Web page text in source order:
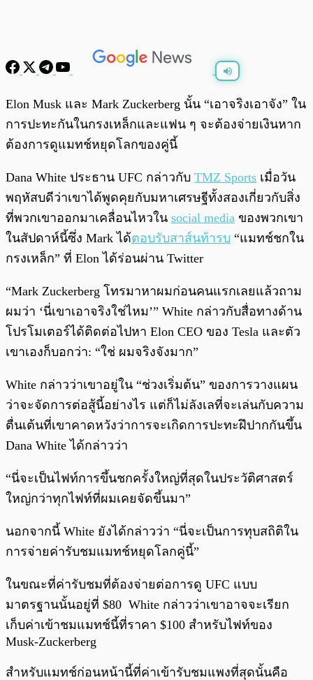
0:00 0:00
Elon Musk และ Mark Zuckerberg นั้น “เอาจริงเอาจัง” ใน
การปะทะกันในกรงเหล็กและแฟน ๆ จะต้องจ่ายเงินหาก
ต้องการดูแมทช์หยุดโลกของคู่นี้
Dana White ประธาน UFC กล่าวกับ TMZ Sports เมื่อวัน
พฤหัสบดีว่าเขาได้พูดคุยกับมหาเศรษฐีทั้งสองเกี่ยวกับสิ่ง
ที่พวกเขาออกมาเคลื่อนไหวใน social media ของพวกเขา
ในสัปดาห์นี้ซึ่ง Mark ได้ตอบรับสาส์นท้ารบ “แมทช์ชกใน
กรงเหล็ก” ที่ Elon ได้ร่อนผ่าน Twitter
“Mark Zuckerberg โทรมาหาผมก่อนคนแรกเลยแล้วถาม
ผมว่า ‘นี่เขาเอาจริงใช่ไหม’” White กล่าวกับสื่อทางด้าน
โปรโมเตอร์ได้ติดต่อไปหา Elon CEO ของ Tesla และตัว
เขาเองก็บอกว่า: “ใช่ ผมจริงจังมาก”
White กล่าวว่าเขาอยู่ใน “ช่วงเริ่มต้น” ของการวางแผน
ว่าจะจัดการต่อสู้นี้อย่างไร แต่ก็ไม่ลังเลที่จะเล่นกับความ
ตื่นเต้นที่เขาคาดหวังว่าการจะเกิดการปะทะฝึปากกันขึ้น
Dana White ได้กล่าวว่า
“นี่จะเป็นไฟท์การขึ้นชกครั้งใหญ่ที่สุดในประวัติศาสตร์
ใหญ่กว่าทุกไฟท์ที่ผมเคยจัดขึ้นมา”
นอกจากนี้ White ยังได้กล่าวว่า “นี่จะเป็นการทุบสถิติใน
การจ่ายค่ารับชมแมทช์หยุดโลกคู่นี้”
ในขณะที่ค่ารับชมที่ต้องจ่ายต่อการดู UFC แบบ
มาตรฐานนั้นอยู่ที่ $80 White กล่าวว่าเขาอาจจะเรียก
เก็บค่าเข้าชมแมทช์นี้ที่ราคา $100 สำหรับไฟท์ของ
Musk-Zuckerberg
สำหรับแมทช์ก่อนหน้านี้ที่ค่าเข้ารับชมแพงที่สุดนั้นคือ